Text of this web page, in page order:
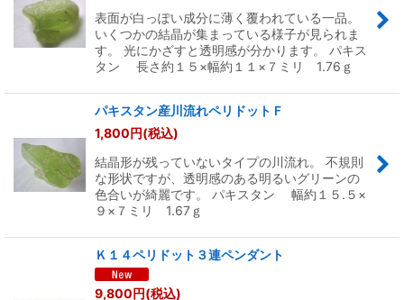
表面が白っぽい成分に薄く覆われている一品。
いくつかの結晶が集まっている様子が見られま
す。 光にかざすと透明感が分かります。 パキス
タン 長さ約１５×幅約１１×７ミリ 1.76ｇ
パキスタン産川流れペリドットＦ
1,800円(税込)
結晶形が残っていないタイプの川流れ。 不規則
な形状ですが、透明感のある明るいグリーンの
色合いが綺麗です。 パキスタン 幅約１５.５×
９×７ミリ 1.67ｇ
Ｋ１４ペリドット３連ペンダント
9,800円(税込)